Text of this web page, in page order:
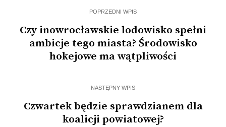
POPRZEDNI WPIS
Czy inowrocławskie lodowisko spełni
ambicje tego miasta? Środowisko
hokejowe ma wątpliwości
NASTĘPNY WPIS
Czwartek będzie sprawdzianem dla
koalicji powiatowej?